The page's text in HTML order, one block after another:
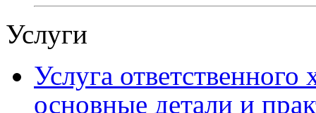
Услуги
Услуга
основные детали и